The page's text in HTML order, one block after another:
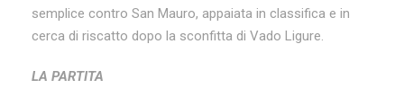
semplice contro San Mauro, appaiata in classifica e in
cerca di riscatto dopo la sconfitta di Vado Ligure.
LA PARTITA